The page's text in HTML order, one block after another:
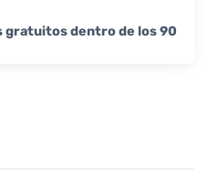
gratuitos dentro de los 90